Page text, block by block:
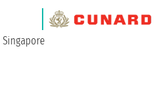
Singapore